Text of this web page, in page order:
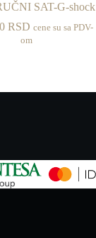
SAT-G-shock
RSD cene su sa PDV-
om